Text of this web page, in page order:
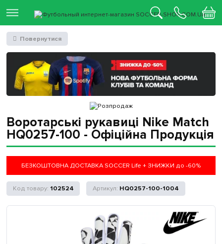
Воротарські рукавиці Nike Match
HQ0257-100 - Офіційна Продукція
БЕЗКОШТОВНА ДОСТАВКА SOCCER Life + ЗНИЖКИ до -60%
102524 HQ0257-100-1004
Повернутися